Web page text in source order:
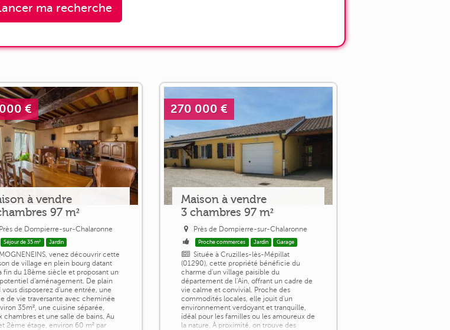
ma recherche
€
à vendre
97 m²
Près de Dompierre-sur-Chalaronne
Séjour de 35 m² Jardin
MOGNENEINS, venez découvrir cette
de village en plein bourg datant
fin du 18ème siècle et proposant un
d'aménagement. De plain
vous disposerez d'une entrée, une
de vie traversante avec cheminée
35m², une cuisine séparée,
chambres et une salle de bains. Au
2ème étage, environ 60 m² par
270 000 €
Maison à vendre
3 chambres 97 m²
Près de Dompierre-sur-Chalaronne
Proche commerces Jardin Garage
Située à Cruzilles-lès-Mépillat
(01290), cette propriété bénéficie du
charme d'un village paisible du
département de l'Ain, offrant un cadre de
vie calme et convivial. Proche des
commodités locales, elle jouit d'un
environnement verdoyant et tranquille,
idéal pour les familles ou les amoureux de
la nature. À proximité, on trouve des